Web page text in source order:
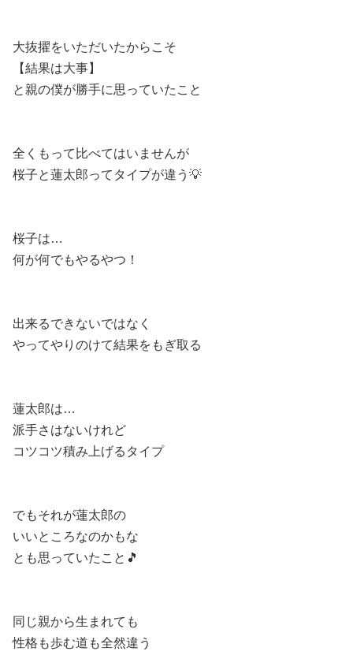
大抜擢をいただいたからこそ
【結果は大事】
と親の僕が勝手に思っていたこと
全くもって比べてはいませんが
桜子と蓮太郎ってタイプが違う💡
桜子は…
何が何でもやるやつ！
出来るできないではなく
やってやりのけて結果をもぎ取る
蓮太郎は…
派手さはないけれど
コツコツ積み上げるタイプ
でもそれが蓮太郎の
いいところなのかもな
とも思っていたこと🎵
同じ親から生まれても
性格も歩む道も全然違う